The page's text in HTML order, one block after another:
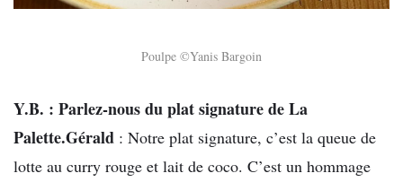
Poulpe ©Yanis Bargoin
Y.B. : Parlez-nous du plat signature de La
Palette.Gérald : Notre plat signature, c’est la queue de
lotte au curry rouge et lait de coco. C’est un hommage